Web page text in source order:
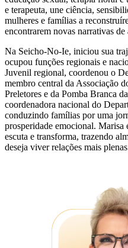
e terapeuta, une ciência,
mulheres e famílias a
encontrarem novas narrativas de
Na Seicho-No-Ie, iniciou sua
ocupou funções regionais e
Juvenil regional, coordenou o
membro central da Associação
Preletores e da Pomba Branca
coordenadora nacional do
conduzindo famílias por uma
prosperidade emocional. Marisa
escuta e transforma, trazendo
deseja viver relações mais